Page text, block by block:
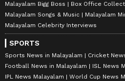
Malayalam Bigg Boss
Box Office
Malayalam Songs & Music
Malayalam
Malayalam Celebrity Interviews
SPORTS
Sports News in Malayalam
Cricket
Football News in Malayalam
ISL News
IPL News Malayalam
World Cup News